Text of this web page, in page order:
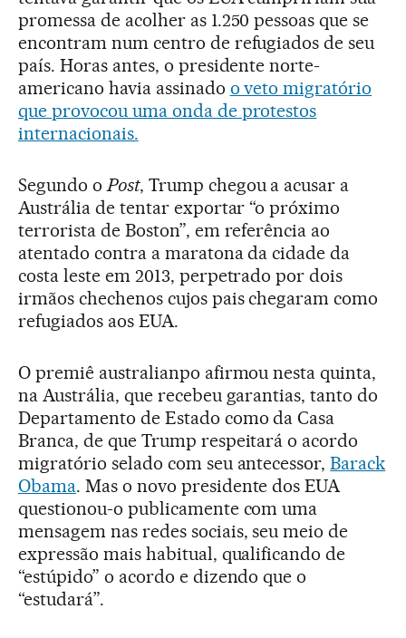
promessa de acolher as 1.250 pessoas que se
encontram num centro de refugiados de seu
país. Horas antes, o presidente norte-
americano havia assinado o veto migratório
que provocou uma onda de protestos
internacionais.
Segundo o Post, Trump chegou a acusar a
Austrália de tentar exportar “o próximo
terrorista de Boston”, em referência ao
atentado contra a maratona da cidade da
costa leste em 2013, perpetrado por dois
irmãos chechenos cujos pais chegaram como
refugiados aos EUA.
O premiê australianpo afirmou nesta quinta,
na Austrália, que recebeu garantias, tanto do
Departamento de Estado como da Casa
Branca, de que Trump respeitará o acordo
migratório selado com seu antecessor,Barack
Obama. Mas o novo presidente dos EUA
questionou-o publicamente com uma
mensagem nas redes sociais, seu meio de
expressão mais habitual, qualificando de
“estúpido” o acordo e dizendo que o
“estudará”.